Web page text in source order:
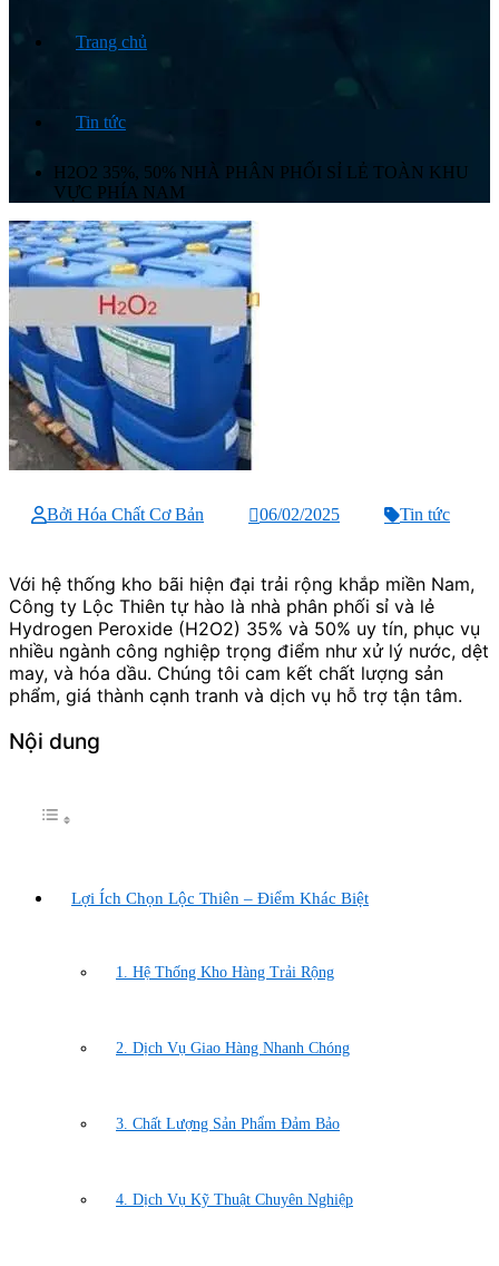
Trang chủ
Tin tức
H2O2 35%, 50% NHÀ PHÂN PHỐI SỈ LẺ TOÀN KHU
VỰC PHÍA NAM
Bởi Hóa Chất Cơ Bản 06/02/2025 Tin tức
Với hệ thống kho bãi hiện đại trải rộng khắp miền Nam,
Công ty Lộc Thiên tự hào là nhà phân phối sỉ và lẻ
Hydrogen Peroxide (H2O2) 35% và 50% uy tín, phục vụ
nhiều ngành công nghiệp trọng điểm như xử lý nước, dệt
may, và hóa dầu. Chúng tôi cam kết chất lượng sản
phẩm, giá thành cạnh tranh và dịch vụ hỗ trợ tận tâm.
Nội dung
Lợi Ích Chọn Lộc Thiên – Điểm Khác Biệt
1. Hệ Thống Kho Hàng Trải Rộng
2. Dịch Vụ Giao Hàng Nhanh Chóng
3. Chất Lượng Sản Phẩm Đảm Bảo
4. Dịch Vụ Kỹ Thuật Chuyên Nghiệp